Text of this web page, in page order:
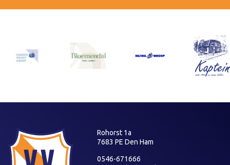
Rohorst 1a
7683 PE Den Ham
0546-671666